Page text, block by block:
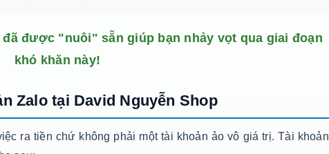
đã được "nuôi" sẵn giúp bạn nhảy vọt qua giai đoạn
khó khăn này!
Zalo tại David Nguyễn Shop
ra tiền chứ không phải một tài khoản ảo vô giá trị. Tài khoản